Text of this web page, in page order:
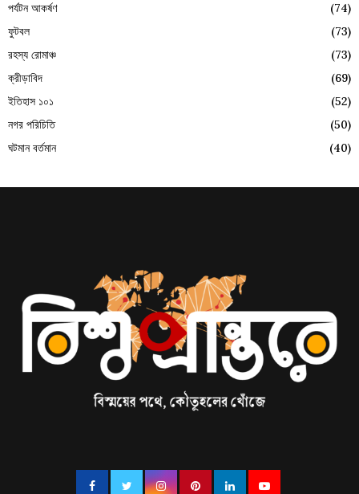
পর্যটন আকর্ষণ
(74)
ফুটবল
(73)
রহস্য রোমাঞ্চ
(73)
ক্রীড়াবিদ
(69)
ইতিহাস ১০১
(52)
নগর পরিচিতি
(50)
ঘটমান বর্তমান
(40)